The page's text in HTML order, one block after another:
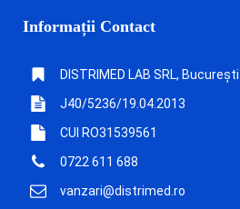
Informații Contact
DISTRIMED LAB SRL, București
J40/5236/19.04.2013
CUI RO31539561
0722 611 688
vanzari@distrimed.ro